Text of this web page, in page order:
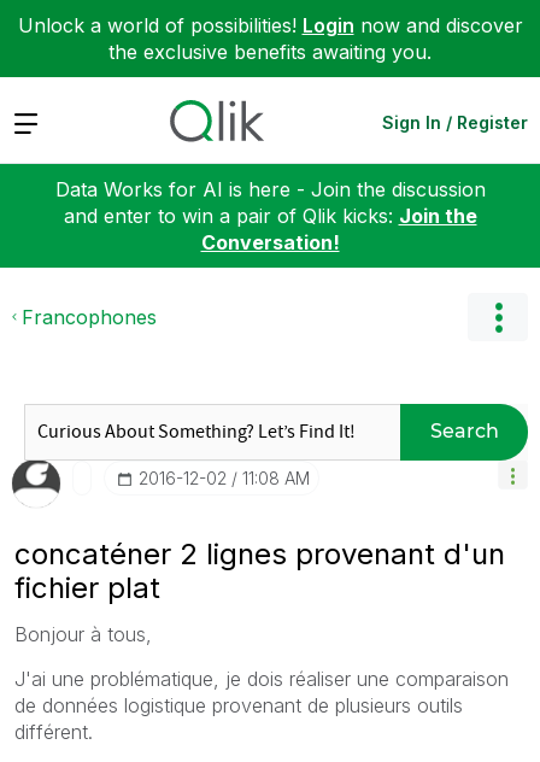
Unlock a world of possibilities! Login now and discover
the exclusive benefits awaiting you.
Expand Sign In / Register
Data Works for AI is here - Join the discussion
and enter to win a pair of Qlik kicks: Join the
Conversation!
Francophones
Search
‎2016-12-02 11:08 AM
concaténer 2 lignes provenant d'un
fichier plat
Bonjour à tous,
J'ai une problématique, je dois réaliser une comparaison
de données logistique provenant de plusieurs outils
différent.